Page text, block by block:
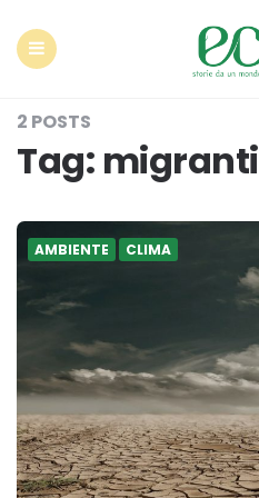
2 POSTS
Tag: migranti
AMBIENTE CLIMA